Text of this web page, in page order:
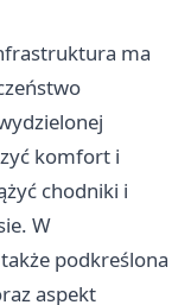
ma
komfort i
chodniki i
W
podkreślona
aspekt